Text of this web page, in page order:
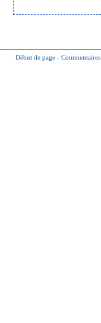
Début de page - Commentaires